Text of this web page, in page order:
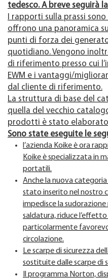
tedesco. A breve seguirà
I rapporti sulla prassi
offrono una panoramica
punti di forza dei
quotidiano. Vengono
di riferimento presso cui
EWM e i vantaggi/
dal cliente di riferimento.
La struttura di base del
quella del vecchio
prodotti è stato
Sono state eseguite le
l’azienda Koike è ora
Koike è specializzata in
portatili.
Anche la nuova
stato inserito nel nostro
impedisce la
saldatura, riduce
particolarmente
circolazione.
Le scarpe di sicurezza
sostituite dalle scarpe di
Il programma Norton,